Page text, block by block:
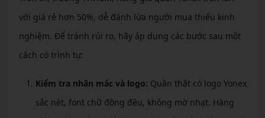
với giá rẻ hơn 50%, dễ đánh lừa người mua thiếu kinh
nghiệm. Để tránh rủi ro, hãy áp dụng các bước sau một
cách có trình tự:
Kiểm tra nhãn mác và logo: Quần thật có logo Yonex
sắc nét, font chữ đồng đều, không mờ nhạt. Hàng